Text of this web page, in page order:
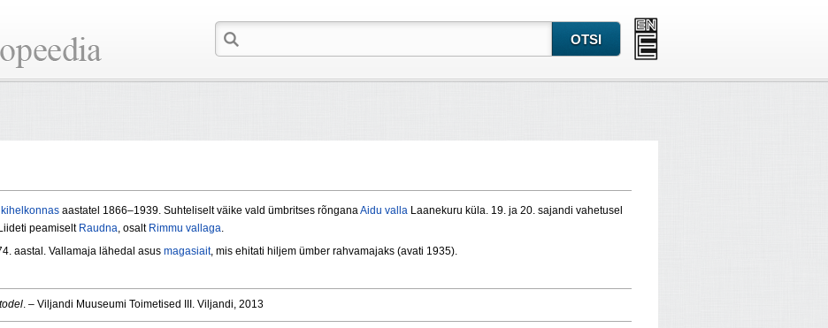
kihelkonnas aastatel 1866–1939. Suhteliselt väike vald ümbritses rõnganaAidu valla Laanekuru küla. 19. ja 20. sajandi vahetusel
peamiselt Raudna, osalt Rimmu vallaga.
aastal. Vallamaja lähedal asus magasiait, mis ehitati hiljem ümber rahvamajaks (avati 1935).
. – Viljandi Muuseumi Toimetised III. Viljandi, 2013